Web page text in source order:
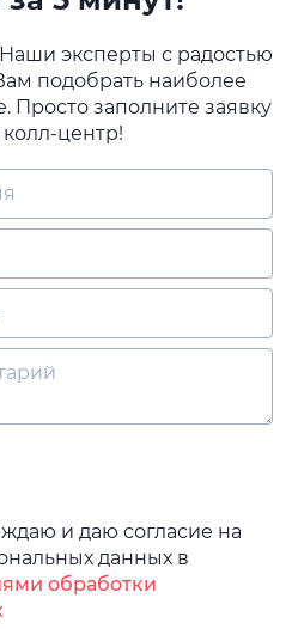
эксперты с радостью
подобрать наиболее
заполните заявку
центр!
и даю согласие на
данных в
обработки